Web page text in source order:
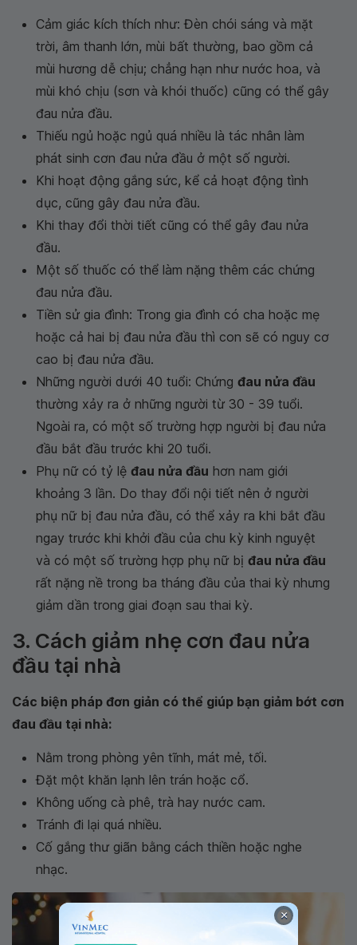
Cảm giác kích thích như: Đèn chói sáng và mặt
trời, âm thanh lớn, mùi bất thường, bao gồm cả
mùi hương dễ chịu; chẳng hạn như nước hoa, và
mùi khó chịu (sơn và khói thuốc) cũng có thể gây
đau nửa đầu.
Thiếu ngủ hoặc ngủ quá nhiều là tác nhân làm
phát sinh cơn đau nửa đầu ở một số người.
Khi hoạt động gắng sức, kể cả hoạt động tình
dục, cũng gây đau nửa đầu.
Khi thay đổi thời tiết cũng có thể gây đau nửa
đầu.
Một số thuốc có thể làm nặng thêm các chứng
đau nửa đầu.
Tiền sử gia đình: Trong gia đình có cha hoặc mẹ
hoặc cả hai bị đau nửa đầu thì con sẽ có nguy cơ
cao bị đau nửa đầu.
Những người dưới 40 tuổi: Chứng đau nửa đầu
thường xảy ra ở những người từ 30 - 39 tuổi.
Ngoài ra, có một số trường hợp người bị đau nửa
đầu bắt đầu trước khi 20 tuổi.
Phụ nữ có tỷ lệ đau nửa đầu hơn nam giới
khoảng 3 lần. Do thay đổi nội tiết nên ở người
phụ nữ bị đau nửa đầu, có thể xảy ra khi bắt đầu
ngay trước khi khởi đầu của chu kỳ kinh nguyệt
và có một số trường hợp phụ nữ bị đau nửa đầu
rất nặng nề trong ba tháng đầu của thai kỳ nhưng
giảm dần trong giai đoạn sau thai kỳ.
3. Cách giảm nhẹ cơn đau nửa
đầu tại nhà
Các biện pháp đơn giản có thể giúp bạn giảm bớt cơn
đau đầu tại nhà:
Nằm trong phòng yên tĩnh, mát mẻ, tối.
Đặt một khăn lạnh lên trán hoặc cổ.
Không uống cà phê, trà hay nước cam.
Tránh đi lại quá nhiều.
Cố gắng thư giãn bằng cách thiền hoặc nghe
nhạc.
×